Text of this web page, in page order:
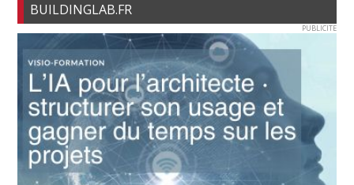
BUILDINGLAB.FR
PUBLICITE